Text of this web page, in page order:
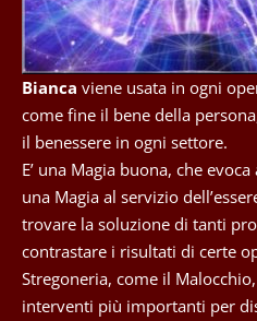
Bianca viene usata in ogni
come fine il bene della
il benessere in ogni settore.
E’ una Magia buona, che evoca
una Magia al servizio
trovare la soluzione di tanti
contrastare i risultati di certe
Stregoneria, come il
interventi più importanti per